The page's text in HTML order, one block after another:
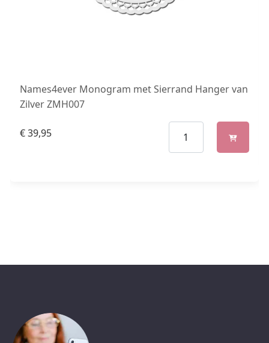
Names4ever Monogram met Sierrand Hanger van
Zilver ZMH007
€39,95